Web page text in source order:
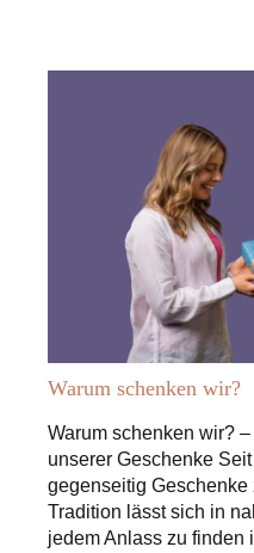
Warum schenken wir?
Warum schenken wir?
unserer Geschenke
gegenseitig
Tradition lässt sich in
jedem Anlass zu finden